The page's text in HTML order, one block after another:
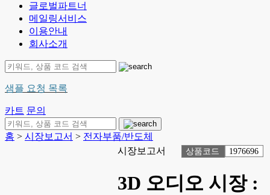
글로벌파트너
메일링서비스
이용안내
회사소개
샘플 요청 목록
카트 문의
홈 > 시장보고서 > 전자부품/반도체
시장보고서
상품코드 1976696
3D 오디오 시장 :